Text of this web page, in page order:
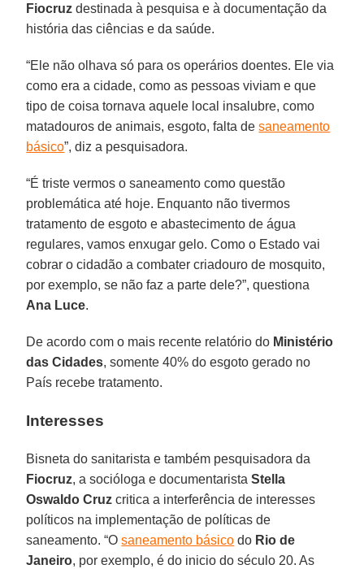
Fiocruz destinada à pesquisa e à documentação da
história das ciências e da saúde.
“Ele não olhava só para os operários doentes. Ele via
como era a cidade, como as pessoas viviam e que
tipo de coisa tornava aquele local insalubre, como
matadouros de animais, esgoto, falta desaneamento
básico”, diz a pesquisadora.
“É triste vermos o saneamento como questão
problemática até hoje. Enquanto não tivermos
tratamento de esgoto e abastecimento de água
regulares, vamos enxugar gelo. Como o Estado vai
cobrar o cidadão a combater criadouro de mosquito,
por exemplo, se não faz a parte dele?”, questiona
Ana Luce.
De acordo com o mais recente relatório do Ministério
das Cidades, somente 40% do esgoto gerado no
País recebe tratamento.
Interesses
Bisneta do sanitarista e também pesquisadora da
Fiocruz, a socióloga e documentaristaStella
Oswaldo Cruz critica a interferência de interesses
políticos na implementação de políticas de
saneamento. “Osaneamento básico do Rio de
Janeiro, por exemplo, é do inicio do século 20. As